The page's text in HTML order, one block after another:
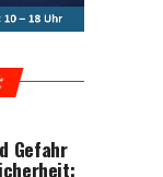
Gefahr